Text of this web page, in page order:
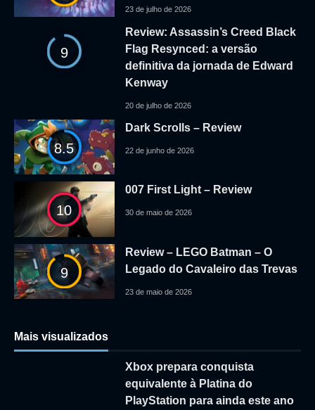
23 de julho de 2026
9
Review: Assassin’s Creed Black
Flag Resynced: a versão
definitiva da jornada de Edward
Kenway
20 de julho de 2026
8.5
Dark Scrolls – Review
22 de junho de 2026
10
007 First Light – Review
30 de maio de 2026
9
Review – LEGO Batman – O
Legado do Cavaleiro das Trevas
23 de maio de 2026
Mais visualizados
Xbox prepara conquista
equivalente à Platina do
PlayStation para ainda este ano